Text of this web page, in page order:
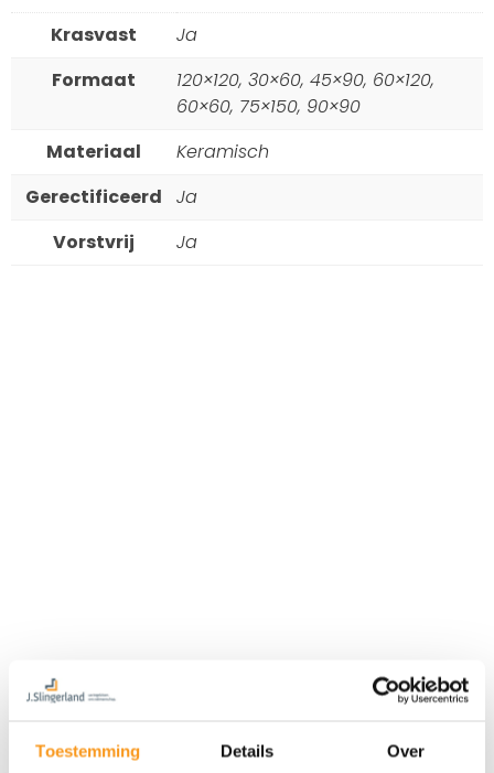
Toestemming Details Over
Krasvast
Ja
Formaat
120×120, 30×60, 45×90, 60×120,
60×60, 75×150, 90×90
Materiaal
Keramisch
Gerectificeerd
Ja
Vorstvrij
Ja